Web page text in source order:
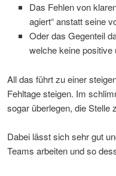
Das Fehlen von
agiert“ anstatt seine
Oder das Gegenteil
welche keine
All das führt zu einer
Fehltage steigen. Im
sogar überlegen, die Stelle
Dabei lässt sich sehr gut
Teams arbeiten und so